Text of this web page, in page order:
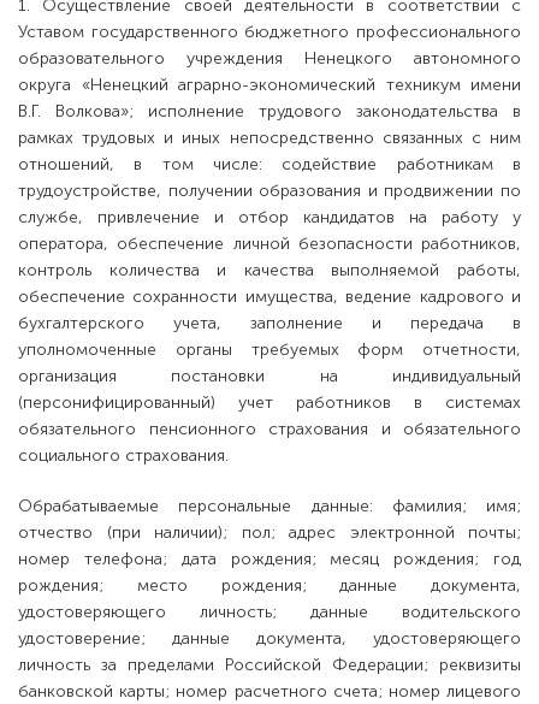
1. Осуществление своей деятельности в соответствии с
Уставом государственного бюджетного профессионального
образовательного учреждения Ненецкого автономного
округа «Ненецкий аграрно-экономический техникум имени
В.Г. Волкова»; исполнение трудового законодательства в
рамках трудовых и иных непосредственно связанных с ним
отношений, в том числе: содействие работникам в
трудоустройстве, получении образования и продвижении по
службе, привлечение и отбор кандидатов на работу у
оператора, обеспечение личной безопасности работников,
контроль количества и качества выполняемой работы,
обеспечение сохранности имущества, ведение кадрового и
бухгалтерского учета, заполнение и передача в
уполномоченные органы требуемых форм отчетности,
организация постановки на индивидуальный
(персонифицированный) учет работников в системах
обязательного пенсионного страхования и обязательного
социального страхования.
Обрабатываемые персональные данные: фамилия; имя;
отчество (при наличии); пол; адрес электронной почты;
номер телефона; дата рождения; месяц рождения; год
рождения; место рождения; данные документа,
удостоверяющего личность; данные водительского
удостоверение; данные документа, удостоверяющего
личность за пределами Российской Федерации; реквизиты
банковской карты; номер расчетного счета; номер лицевого